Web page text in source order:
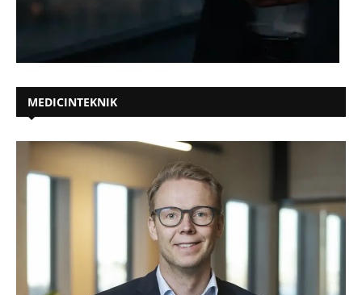
MEDICINTEKNIK